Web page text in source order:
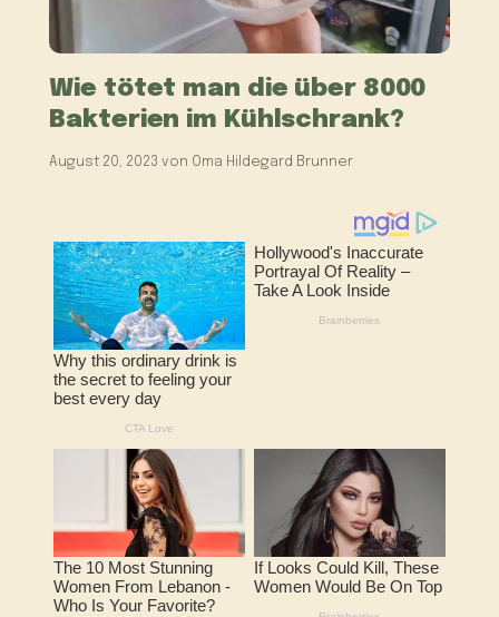
Wie tötet man die über 8000
Bakterien im Kühlschrank?
August 20, 2023 von Oma Hildegard Brunner